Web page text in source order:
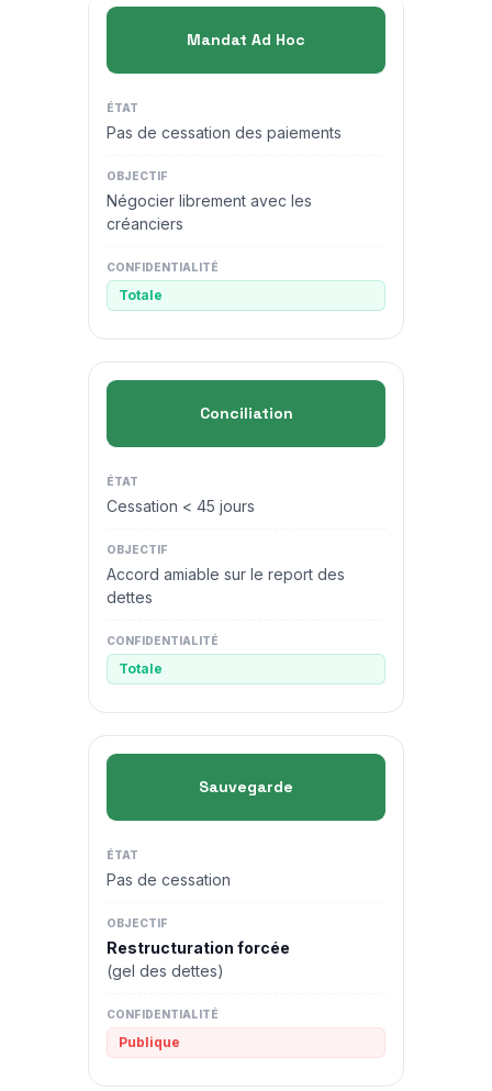
Mandat Ad Hoc
Pas de cessation des paiements
Négocier librement avec les
créanciers
Totale
Conciliation
Cessation < 45 jours
Accord amiable sur le report des
dettes
Totale
Sauvegarde
Pas de cessation
Restructuration forcée
(gel des dettes)
Publique